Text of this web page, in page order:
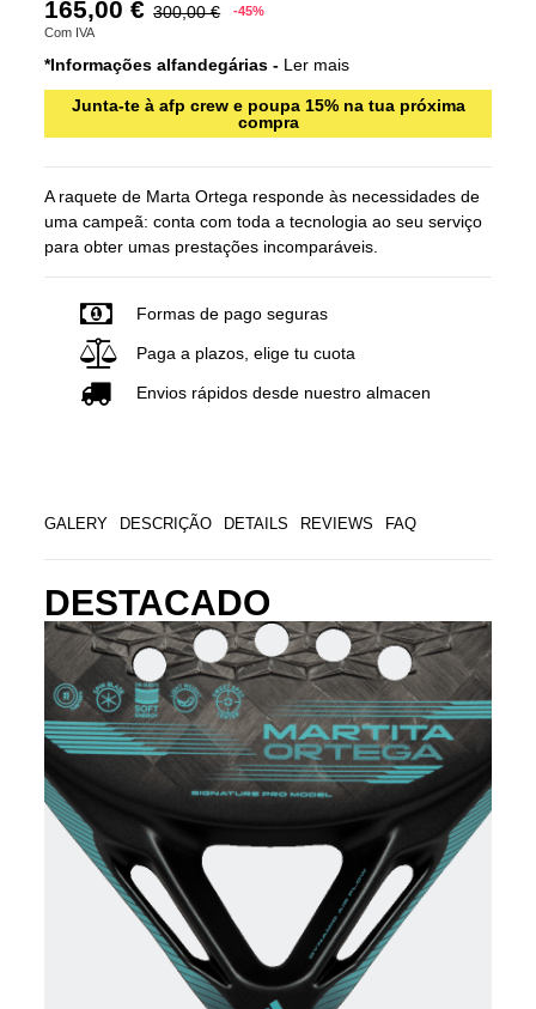
165,00 € 300,00 €
-45%
Com IVA
*Informações alfandegárias - Ler mais
Junta-te à afp crew e poupa 15% na tua próxima
compra
A raquete de Marta Ortega responde às necessidades de
uma campeã: conta com toda a tecnologia ao seu serviço
para obter umas prestações incomparáveis.
Formas de pago seguras
Paga a plazos, elige tu cuota
Envios rápidos desde nuestro almacen
GALERY DESCRIÇÃO DETAILS REVIEWS FAQ
DESTACADO